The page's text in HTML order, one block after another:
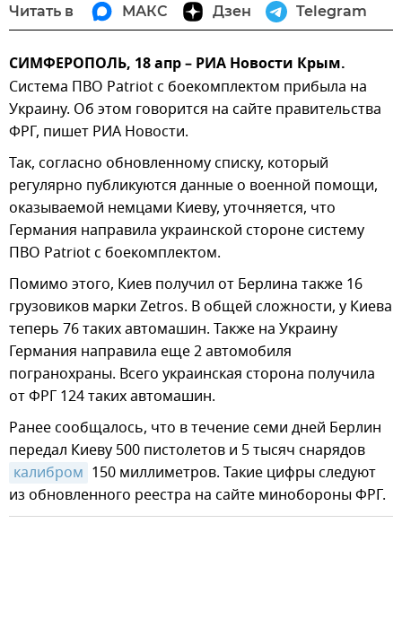
Читать в МАКС Дзен Telegram
СИМФЕРОПОЛЬ, 18 апр – РИА Новости Крым.
Система ПВО Patriot с боекомплектом прибыла на
Украину. Об этом говорится на сайте правительства
ФРГ, пишет РИА Новости.
Так, согласно обновленному списку, который
регулярно публикуются данные о военной помощи,
оказываемой немцами Киеву, уточняется, что
Германия направила украинской стороне систему
ПВО Patriot с боекомплектом.
Помимо этого, Киев получил от Берлина также 16
грузовиков марки Zetros. В общей сложности, у Киева
теперь 76 таких автомашин. Также на Украину
Германия направила еще 2 автомобиля
погранохраны. Всего украинская сторона получила
от ФРГ 124 таких автомашин.
Ранее сообщалось, что в течение семи дней Берлин
передал Киеву 500 пистолетов и 5 тысяч снарядов
калибром 150 миллиметров. Такие цифры следуют
из обновленного реестра на сайте минобороны ФРГ.